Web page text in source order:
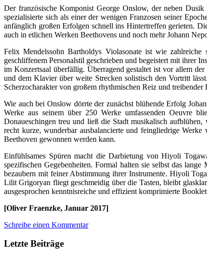
Der französische Komponist George Onslow, der neben
spezialisierte sich als einer der wenigen Franzosen seiner
anfänglich großen Erfolgen schnell ins Hintertreffen gerieten.
auch in etlichen Werken Beethovens und noch mehr Johann
Felix Mendelssohn Bartholdys Violasonate ist wie
geschliffenem Personalstil geschrieben und begeistert mit ihrer
im Konzertsaal überfällig. Überragend gestaltet ist vor allem
und dem Klavier über weite Strecken solistisch den Vortritt
Scherzocharakter von großem rhythmischen Reiz und treibender
Wie auch bei Onslow dörrte der zunächst blühende Erfolg
Werke aus seinem über 250 Werke umfassenden Oeuvre
Donaueschingen treu und ließ die Stadt musikalisch
recht kurze, wunderbar ausbalancierte und feingliedrige
Beethoven gewonnen werden kann.
Einfühlsames Spüren macht die Darbietung von Hiyoli
spezifischen Gegebenheiten. Formal halten sie selbst das
bezaubern mit feiner Abstimmung ihrer Instrumente. Hiyoli
Lilit Grigoryan fliegt geschmeidig über die Tasten, bleibt
ausgesprochen kenntnisreiche und effizient komprimierte
[Oliver Fraenzke, Januar 2017]
Schreibe einen Kommentar
Letzte Beiträge